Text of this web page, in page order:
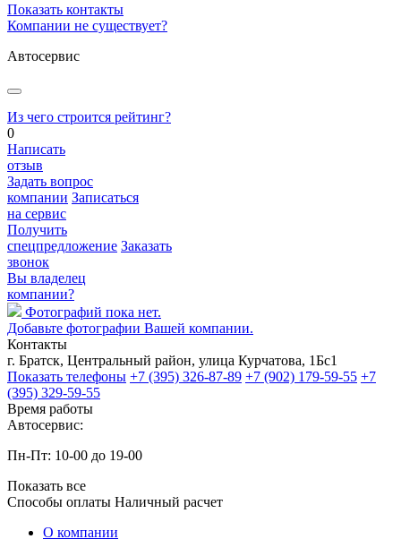
Показать контакты
Компании не существует?
Автосервис
Из чего строится рейтинг?
0
Написать
отзыв
Задать вопрос
компании Записаться
на сервис
Получить
спецпредложение Заказать
звонок
Вы владелец
компании?
Фотографий пока нет.
Добавьте фотографии Вашей компании.
Контакты
г. Братск, Центральный район, улица Курчатова, 1Бс1
Показать телефоны +7 (395) 326-87-89 +7 (902) 179-59-55 +7
(395) 329-59-55
Время работы
Автосервис:
Пн-Пт: 10-00 до 19-00
Показать все
Способы оплаты Наличный расчет
О компании